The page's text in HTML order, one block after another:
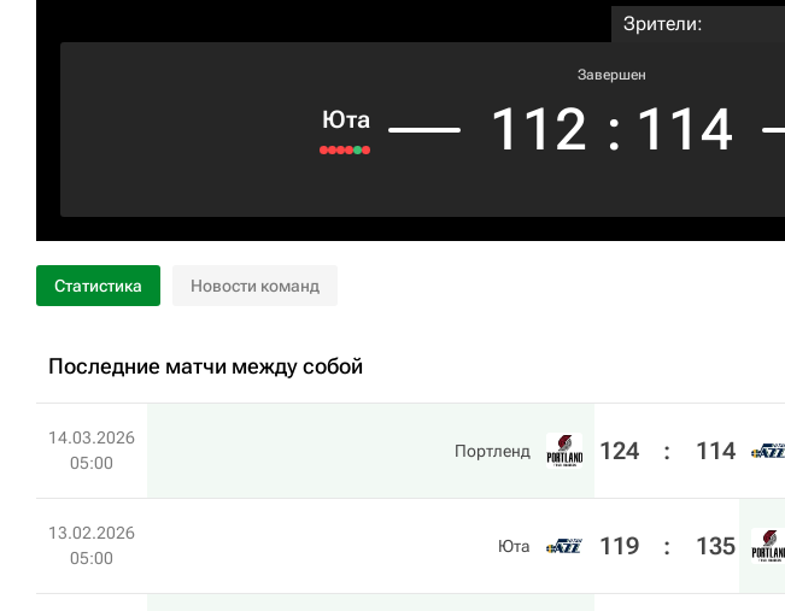
Зрители:
Юта
Завершен
112 : 114
Статистика Новости команд
Последние матчи между собой
14.03.2026
05:00
Портленд 124 : 114
13.02.2026
05:00
Юта 119 : 135